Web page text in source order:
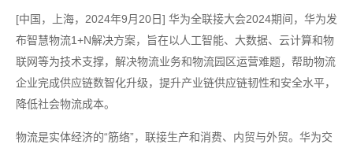
[中国，上海，2024年9月20日] 华为全联接大会2024期间，华为发
布智慧物流1+N解决方案，旨在以人工智能、大数据、云计算和物
联网等为技术支撑，解决物流业务和物流园区运营难题，帮助物流
企业完成供应链数智化升级，提升产业链供应链韧性和安全水平，
降低社会物流成本。
物流是实体经济的“筋络”，联接生产和消费、内贸与外贸。华为交